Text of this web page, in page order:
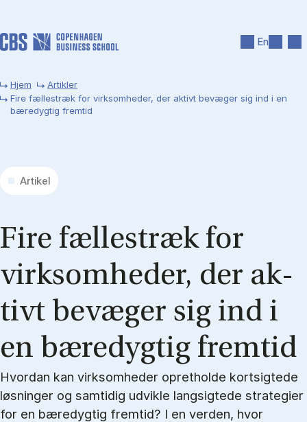
En
Hjem
Artikler
Fire fællestræk for virksomheder, der aktivt bevæger sig ind i en
bæredygtig fremtid
Artikel
Fire fæl­les­træk for
virk­som­he­der, der ak­
tivt be­væ­ger sig ind i
en bæ­re­dyg­tig frem­tid
Hvordan kan virksomheder opretholde kortsigtede
løsninger og samtidig udvikle langsigtede strategier
for en bæredygtig fremtid? I en verden, hvor